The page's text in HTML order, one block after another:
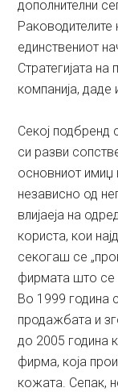
дополнителни
Раководителите
единствениот
Стратегијата
компанија, даде
Секој подбренд
си разви
основниот имиџ
независно од
влијаеја на
користа, кои
секогаш се
фирмата што се
Во 1999 година
продажбата и
до 2005 година
фирма, која
кожата. Сепак,